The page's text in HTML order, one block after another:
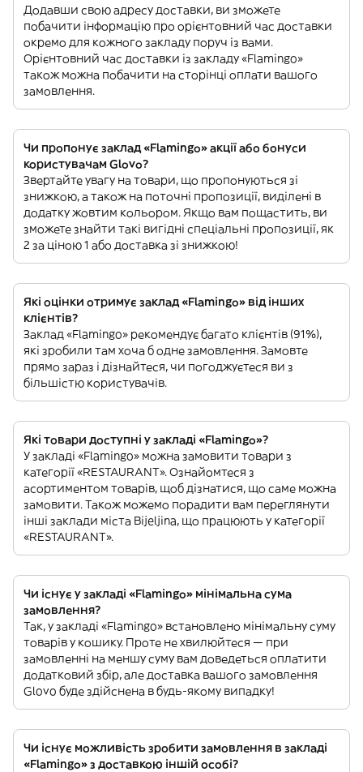
Додавши свою адресу доставки, ви зможете
побачити інформацію про орієнтовний час доставки
окремо для кожного закладу поруч із вами.
Орієнтовний час доставки із закладу «Flamingo»
також можна побачити на сторінці оплати вашого
замовлення.
Чи пропонує заклад «Flamingo» акції або бонуси
користувачам Glovo?
Звертайте увагу на товари, що пропонуються зі
знижкою, а також на поточні пропозиції, виділені в
додатку жовтим кольором. Якщо вам пощастить, ви
зможете знайти такі вигідні спеціальні пропозиції, як
2 за ціною 1 або доставка зі знижкою!
Які оцінки отримує заклад «Flamingo» від інших
клієнтів?
Заклад «Flamingo» рекомендує багато клієнтів (91%),
які зробили там хоча б одне замовлення. Замовте
прямо зараз і дізнайтеся, чи погоджуєтеся ви з
більшістю користувачів.
Які товари доступні у закладі «Flamingo»?
У закладі «Flamingo» можна замовити товари з
категорії «RESTAURANT». Ознайомтеся з
асортиментом товарів, щоб дізнатися, що саме можна
замовити. Також можемо порадити вам переглянути
інші заклади міста Bijeljina, що працюють у категорії
«RESTAURANT».
Чи існує у закладі «Flamingo» мінімальна сума
замовлення?
Так, у закладі «Flamingo» встановлено мінімальну суму
товарів у кошику. Проте не хвилюйтеся — при
замовленні на меншу суму вам доведеться оплатити
додатковий збір, але доставка вашого замовлення
Glovo буде здійснена в будь-якому випадку!
Чи існує можливість зробити замовлення в закладі
«Flamingo» з доставкою іншій особі?